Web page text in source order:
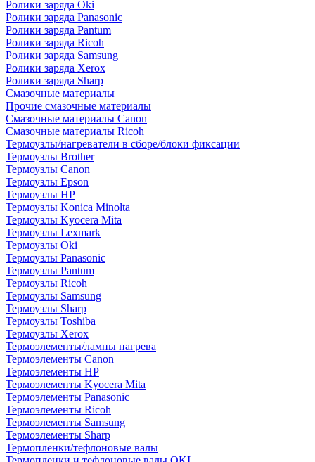
Ролики заряда Oki
Ролики заряда Panasonic
Ролики заряда Pantum
Ролики заряда Ricoh
Ролики заряда Samsung
Ролики заряда Xerox
Ролики заряда Sharp
Смазочные материалы
Прочие смазочные материалы
Смазочные материалы Canon
Смазочные материалы Ricoh
Термоузлы/нагреватели в сборе/блоки фиксации
Термоузлы Brother
Термоузлы Canon
Термоузлы Epson
Термоузлы HP
Термоузлы Konica Minolta
Термоузлы Kyocera Mita
Термоузлы Lexmark
Термоузлы Oki
Термоузлы Panasonic
Термоузлы Pantum
Термоузлы Ricoh
Термоузлы Samsung
Термоузлы Sharp
Термоузлы Toshiba
Термоузлы Xerox
Термоэлементы/лампы нагрева
Термоэлементы Canon
Термоэлементы HP
Термоэлементы Kyocera Mita
Термоэлементы Panasonic
Термоэлементы Ricoh
Термоэлементы Samsung
Термоэлементы Sharp
Термопленки/тефлоновые валы